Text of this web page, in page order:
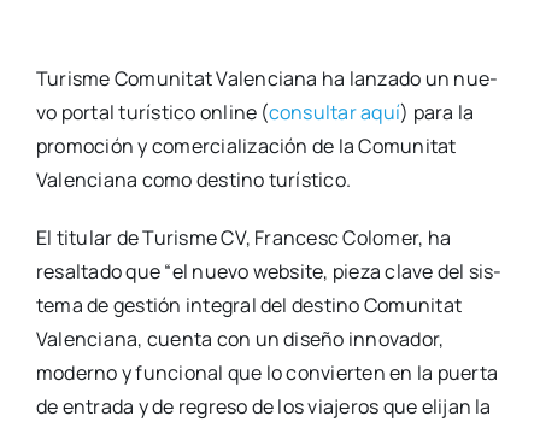
Turis­me Comu­ni­tat Valen­cia­na ha lan­za­do un nue­
vo por­tal turís­ti­co onli­ne (con­sul­tar aquí) para la
pro­mo­ción y comer­cia­li­za­ción de la Comu­ni­tat
Valen­cia­na como des­tino turís­ti­co.
El titu­lar de Turis­me CV, Fran­cesc Colo­mer, ha
resal­ta­do que “el nue­vo web­si­te, pie­za cla­ve del sis­
te­ma de ges­tión inte­gral del des­tino Comu­ni­tat
Valen­cia­na, cuen­ta con un dise­ño inno­va­dor,
moderno y fun­cio­nal que lo con­vier­ten en la puer­ta
de entra­da y de regre­so de los via­je­ros que eli­jan la